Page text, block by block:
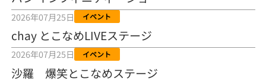
祭で満面の笑み／常滑 - 日刊スポーツ
2026年08月04日
【ボート】とこなめルーキーＳ 宮崎心之介がデビューから１年９カ
月で初優勝
2026年08月04日
2026年07月25日 イベント
chay とこなめLIVEステージ
2026年07月25日 イベント
沙羅 爆笑とこなめステージ